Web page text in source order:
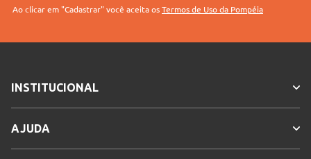
Ao clicar em "Cadastrar" você aceita os Termos de Uso da Pompéia
INSTITUCIONAL
AJUDA